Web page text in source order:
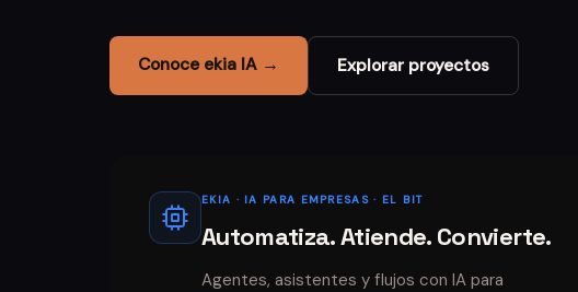
Conoce ekia IA → Explorar proyectos
EKIA · IA PARA EMPRESAS · EL BIT
Automatiza. Atiende. Convierte.
Agentes, asistentes y flujos con IA para